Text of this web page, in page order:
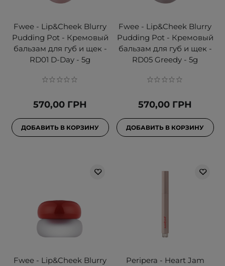
Fwee - Lip&Cheek Blurry
Pudding Pot - Кремовый
бальзам для губ и щек -
RD01 D-Day - 5g
570,00 ГРН
ДОБАВИТЬ В КОРЗИНУ
Fwee - Lip&Cheek Blurry
Pudding Pot - Кремовый
бальзам для губ и щек -
RD05 Greedy - 5g
570,00 ГРН
ДОБАВИТЬ В КОРЗИНУ
Fwee - Lip&Cheek Blurry
Peripera - Heart Jam